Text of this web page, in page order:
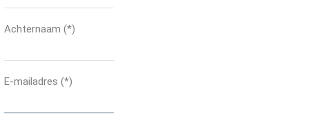
Kaart
Achternaam (*)
E-mailadres (*)